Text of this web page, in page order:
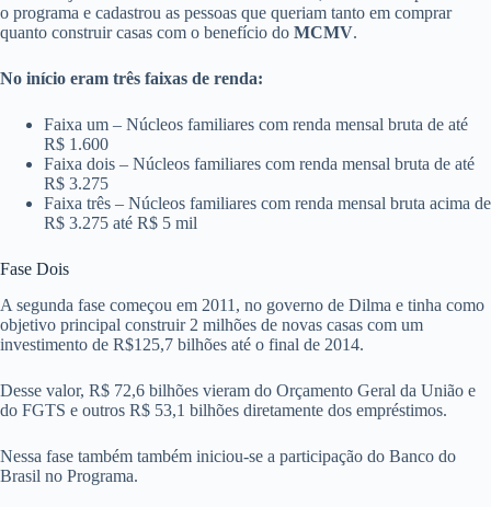
o programa e cadastrou as pessoas que queriam tanto em comprar
quanto construir casas com o benefício do MCMV.
No início eram três faixas de renda:
Faixa um – Núcleos familiares com renda mensal bruta de até
R$ 1.600
Faixa dois – Núcleos familiares com renda mensal bruta de até
R$ 3.275
Faixa três – Núcleos familiares com renda mensal bruta acima de
R$ 3.275 até R$ 5 mil
Fase Dois
A segunda fase começou em 2011, no governo de Dilma e tinha como
objetivo principal construir 2 milhões de novas casas com um
investimento de R$125,7 bilhões até o final de 2014.
Desse valor, R$ 72,6 bilhões vieram do Orçamento Geral da União e
do FGTS e outros R$ 53,1 bilhões diretamente dos empréstimos.
Nessa fase também também iniciou-se a participação do Banco do
Brasil no Programa.